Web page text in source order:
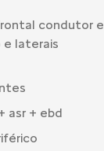
condutor e
e laterais
asr + ebd